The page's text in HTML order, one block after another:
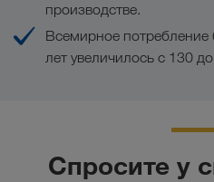
производстве.
Всемирное потребление
лет увеличилось с 130
Спросите у